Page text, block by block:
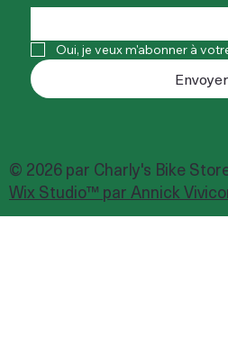
Oui, je veux m'abonner à
Envoyer
© 2026 par Charly's Bike
Wix Studio™ par Annick